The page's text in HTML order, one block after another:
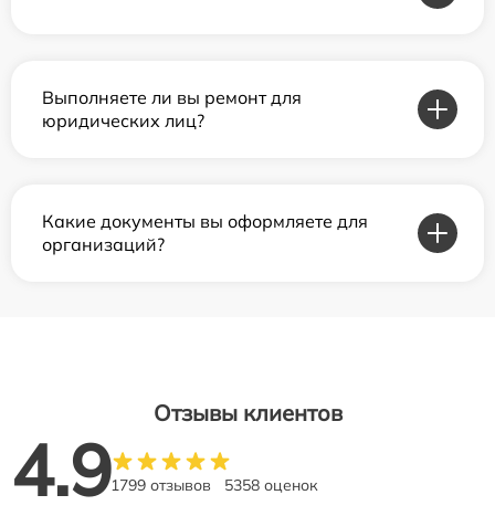
Выполняете ли вы ремонт для
юридических лиц?
Какие документы вы оформляете для
организаций?
Отзывы клиентов
4.91799 отзывов 5358 оценок